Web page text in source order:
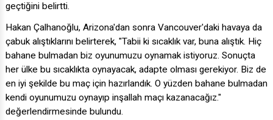
geçtiğini belirtti.
Hakan Çalhanoğlu, Arizona'dan sonra Vancouver'daki havaya da
çabuk alıştıklarını belirterek, "Tabii ki sıcaklık var, buna alıştık. Hiç
bahane bulmadan biz oyunumuzu oynamak istiyoruz. Sonuçta
her ülke bu sıcaklıkta oynayacak, adapte olması gerekiyor. Biz de
en iyi şekilde bu maç için hazırlandık. O yüzden bahane bulmadan
kendi oyunumuzu oynayıp inşallah maçı kazanacağız."
değerlendirmesinde bulundu.